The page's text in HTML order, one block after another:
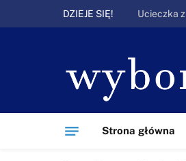
DZIEJE SIĘ!
Strona główna